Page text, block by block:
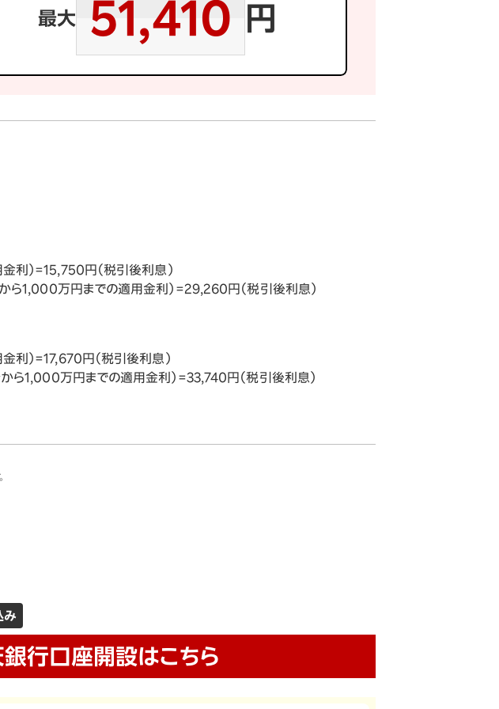
最大 51,410 円
）=15,750円（税引後利息）
1,000万円までの適用金利）=29,260円（税引後利息）
）=17,670円（税引後利息）
1,000万円までの適用金利）=33,740円（税引後利息）
み
行口座開設はこちら